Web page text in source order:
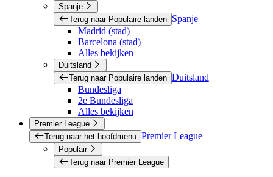
Spanje
Terug naar Populaire landen
Spanje
Madrid (stad)
Barcelona (stad)
Alles bekijken
Duitsland
Terug naar Populaire landen Duitsland
Bundesliga
2e Bundesliga
Alles bekijken
Premier League
Terug naar het hoofdmenu Premier League
Populair
Terug naar Premier League